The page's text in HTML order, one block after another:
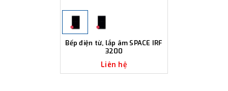
Bếp điện từ, lắp âm SPACE IRF
3200
Liên hệ